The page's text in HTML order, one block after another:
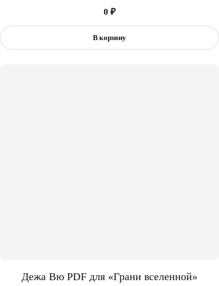
0 ₽
В корзину
Дежа Вю PDF для «Грани вселенной»